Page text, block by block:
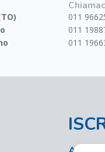
011
011
011